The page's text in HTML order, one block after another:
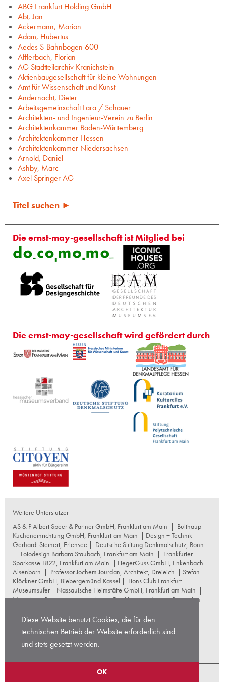
Diese Website benutzt Cookies, die für den
technischen Betrieb der Website erforderlich sind
und stets gesetzt werden.
OK
ABG Frankfurt Holding GmbH
Abt, Jan
Ackermann, Marion
Adam, Hubertus
Aedes S-Bahnbogen 600
Afflerbach, Florian
AG Stadtteilarchiv Kranichstein
Aktienbaugesellschaft für kleine Wohnungen
Amt für Wissenschaft und Kunst
Andernacht, Dieter
Arbeitsgemeinschaft Fara / Schauer
Architekten- und Ingenieur-Verein zu Berlin
Architektenkammer Baden-Württemberg
Architektenkammer Hessen
Architektenkammer Niedersachsen
Arnold, Daniel
Ashby, Marc
Axel Springer AG
Titel suchen ►
Die ernst-may-gesellschaft ist Mitglied bei
Die ernst-may-gesellschaft wird gefördert durch
Weitere Unterstützer
AS & P Albert Speer & Partner GmbH, Frankfurt am Main | Bulthaup
Kücheneinrichtung GmbH, Frankfurt am Main | Design + Technik
Gerhardt Steinert, Erlensee | Deutsche Stiftung Denkmalschutz, Bonn
| Fotodesign Barbara Staubach, Frankfurt am Main | Frankfurter
Sparkasse 1822, Frankfurt am Main | HegerGuss GmbH, Enkenbach-
Alsenborn | Professor Jochem Jourdan, Architekt, Dreieich | Stefan
Klöckner GmbH, Biebergemünd-Kassel | Lions Club Frankfurt-
Museumsufer | Nassauische Heimstätte GmbH, Frankfurt am Main |
Naumburg Restaurierungswerkstatt, Frankfurt am Main|Reproplan
Landschaftsbau GmbH+Co KG, Frankfurt am Main|
schneider+schumacher Architekten, Frankfurt am Main
Stuttgarter
Gesellschaft für Kunst und Denkmalpflege|Thomas Hoof
Produktgesellschaft mbH, Waltrop
Copyright © 2026 ernst-may-gesellschaft |
Technische Hinweise|Sitemap